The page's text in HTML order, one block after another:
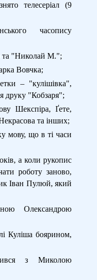
телесеріал (9
часопису
та "Николай М.";
Вовчка;
– "кулішівка",
друку "Кобзаря";
Шекспіра, Ґете,
та інших;
мову, що в ті часи
а коли рукопис
роботу заново,
Іван Пулюй, який
Олександрою
Куліша боярином,
з Миколою